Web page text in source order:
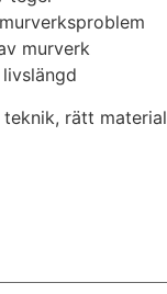
murverk
rätt